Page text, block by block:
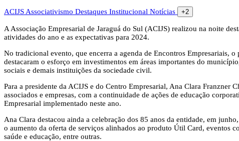
ACIJS Associativismo Destaques Institucional Notícias +2
A Associação Empresarial de Jaraguá do Sul (ACIJS) realizou na noite
atividades do ano e as expectativas para 2024.
No tradicional evento, que encerra a agenda de Encontros Empresariais,
destacaram o esforço em investimentos em áreas importantes do
sociais e demais instituições da sociedade civil.
Para a presidente da ACIJS e do Centro Empresarial, Ana Clara
associados e empresas, com a continuidade de ações de educação
Empresarial implementado neste ano.
Ana Clara destacou ainda a celebração dos 85 anos da entidade, em
o aumento da oferta de serviços alinhados ao produto Útil Card, eventos
saúde e educação, entre outras.